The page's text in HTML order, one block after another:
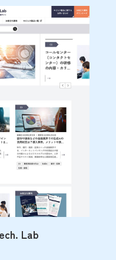
Lab